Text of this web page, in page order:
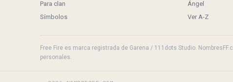
Para clan
Símbolos
Ángel
Ver A-Z
Free Fire es marca registrada de Garena / 111dots Studio.
personales.